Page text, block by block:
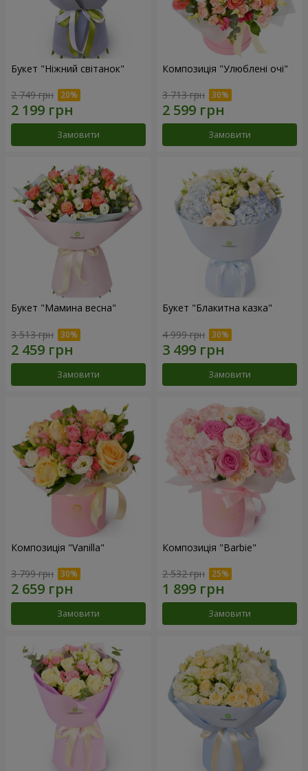
Букет "Ніжний світанок"
2 749 грн
Замовити
Композиція "Улюблені очі"
3 713 грн
Замовити
Букет "Мамина весна"
3 513 грн
Замовити
Букет "Блакитна казка"
4 999 грн
Замовити
Композиція "Vanilla"
3 799 грн
Замовити
Композиція "Barbie"
2 532 грн
Замовити